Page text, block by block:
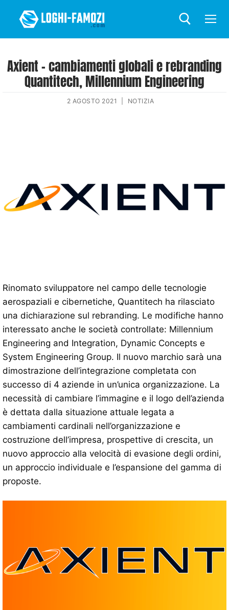
Axient – cambiamenti globali e rebranding
Quantitech, Millennium Engineering
2 AGOSTO 2021 NOTIZIA
Rinomato sviluppatore nel campo delle tecnologie
aerospaziali e cibernetiche, Quantitech ha rilasciato
una dichiarazione sul rebranding. Le modifiche hanno
interessato anche le società controllate: Millennium
Engineering and Integration, Dynamic Concepts e
System Engineering Group. Il nuovo marchio sarà una
dimostrazione dell’integrazione completata con
successo di 4 aziende in un’unica organizzazione. La
necessità di cambiare l’immagine e il logo dell’azienda
è dettata dalla situazione attuale legata a
cambiamenti cardinali nell’organizzazione e
costruzione dell’impresa, prospettive di crescita, un
nuovo approccio alla velocità di evasione degli ordini,
un approccio individuale e l’espansione del gamma di
proposte.